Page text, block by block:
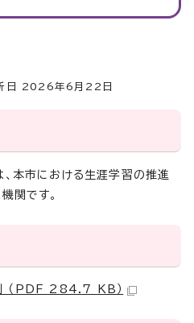
2026年6月22日
本市における生涯学習の推進
関です。
（PDF 284.7 KB）